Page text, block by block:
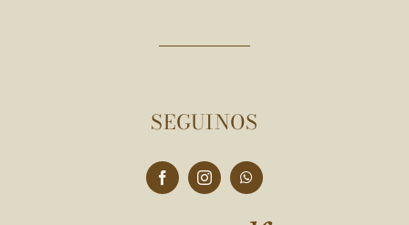
SEGUINOS